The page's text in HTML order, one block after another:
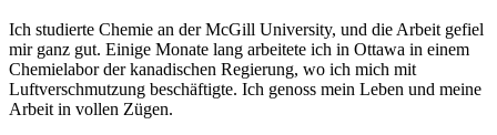
Ich studierte Chemie an der McGill University, und die Arbeit gefiel
mir ganz gut. Einige Monate lang arbeitete ich in Ottawa in einem
Chemielabor der kanadischen Regierung, wo ich mich mit
Luftverschmutzung beschäftigte. Ich genoss mein Leben und meine
Arbeit in vollen Zügen.